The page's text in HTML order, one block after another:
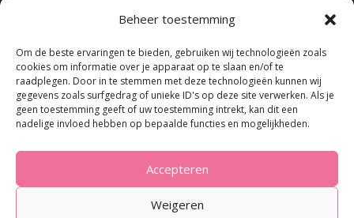
Beheer toestemming
Om de beste ervaringen te bieden, gebruiken wij technologieën zoals
cookies om informatie over je apparaat op te slaan en/of te
raadplegen. Door in te stemmen met deze technologieën kunnen wij
gegevens zoals surfgedrag of unieke ID's op deze site verwerken. Als je
geen toestemming geeft of uw toestemming intrekt, kan dit een
nadelige invloed hebben op bepaalde functies en mogelijkheden.
Accepteren
Weigeren
Alle teksten en foto's op deze site zijn eigendom van Mamagisch.
Teksten en foto's van Mamagisch mogen onder geen beding
zonder toestemming worden overgenomen. Wanneer er gebruik
wordt gemaakt van teksten en foto's van derden, zal dit
uitdrukkelijk worden vermeld.